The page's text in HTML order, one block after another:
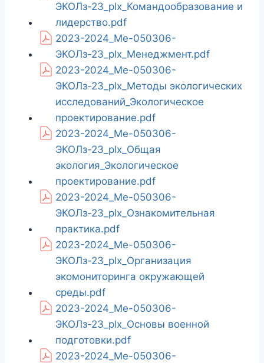
ЭКОЛз-23_plx_Командообразование и
лидерство.pdf
2023-2024_Ме-050306-
ЭКОЛз-23_plx_Менеджмент.pdf
2023-2024_Ме-050306-
ЭКОЛз-23_plx_Методы экологических
исследований_Экологическое
проектирование.pdf
2023-2024_Ме-050306-
ЭКОЛз-23_plx_Общая
экология_Экологическое
проектирование.pdf
2023-2024_Ме-050306-
ЭКОЛз-23_plx_Ознакомительная
практика.pdf
2023-2024_Ме-050306-
ЭКОЛз-23_plx_Организация
экомониторинга окружающей
среды.pdf
2023-2024_Ме-050306-
ЭКОЛз-23_plx_Основы военной
подготовки.pdf
2023-2024_Ме-050306-